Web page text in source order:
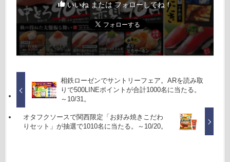
いいね または フォローしてね！
相鉄ローゼンでサントリーフェア。ARを読み取
りで500LINEポイントが合計1000名に当たる。
～10/31。
オタフクソースで関西限定「お好み焼きこだわ
りセット」が抽選で1010名に当たる。～10/20。